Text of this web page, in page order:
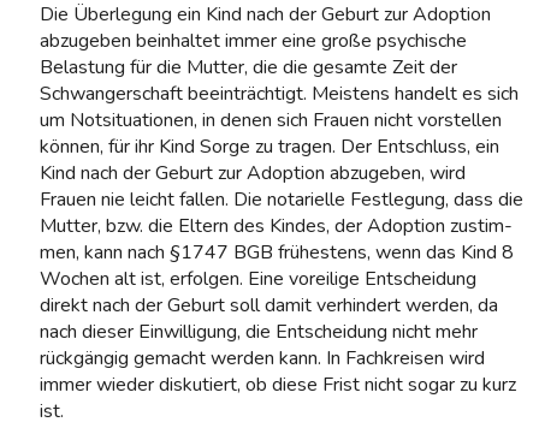
Die Überlegung ein Kind nach der Geburt zur Adoption
abzugeben beinhaltet immer eine große psy­chische
Belastung für die Mutter, die die gesamte Zeit der
Schwangerschaft beeinträchtigt. Meistens handelt es sich
um Notsituationen, in denen sich Frauen nicht vorstellen
können, für ihr Kind Sorge zu tragen. Der Entschluss, ein
Kind nach der Geburt zur Adoption abzugeben, wird
Frauen nie leicht fallen. Die notarielle Festlegung, dass die
Mutter, bzw. die Eltern des Kindes, der Adoption zustim­
men, kann nach §1747 BGB frühestens, wenn das Kind 8
Wochen alt ist, erfolgen. Eine voreilige Ent­scheidung
direkt nach der Geburt soll damit verhindert werden, da
nach dieser Einwilligung, die Ent­scheidung nicht mehr
rückgängig gemacht werden kann. In Fachkreisen wird
immer wieder disku­tiert, ob diese Frist nicht sogar zu kurz
ist.